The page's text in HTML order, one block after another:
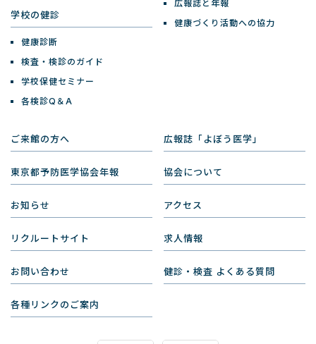
学校の健診
健康診断
検査・検診のガイド
学校保健セミナー
各検診Q＆A
広報誌と年報
健康づくり活動への協力
ご来館の方へ 広報誌「よぼう医学」
東京都予防医学協会年報 協会について
お知らせ アクセス
リクルートサイト 求人情報
お問い合わせ 健診・検査 よくある質問
各種リンクのご案内